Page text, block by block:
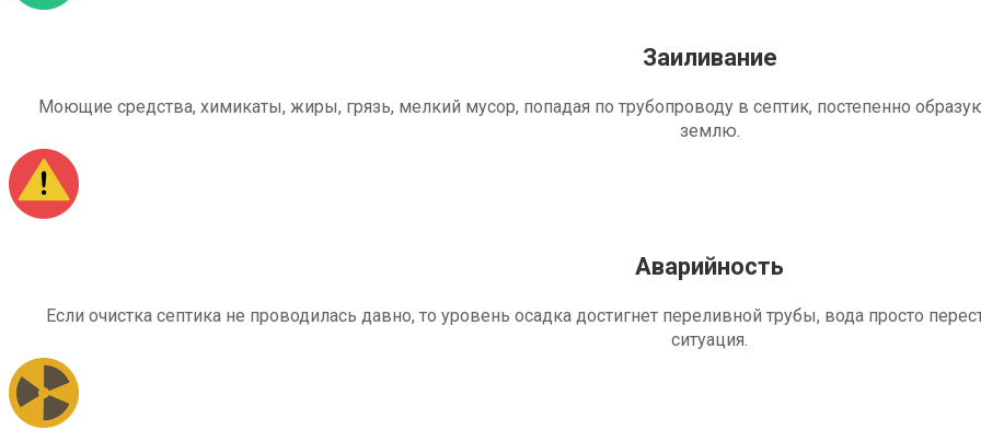
Заиливание
Моющие средства, химикаты, жиры, грязь, мелкий мусор, попадая по трубопроводу в септик, постепенно
землю.
Аварийность
Если очистка септика не проводилась давно, то уровень осадка достигнет переливной трубы, вода просто
ситуация.